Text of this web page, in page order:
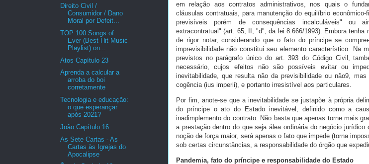
em relação aos contratos administrativos, nos quais o
cláusulas contratuais, para manutenção do equilíbrio
previsíveis porém de consequências incalculáveis" ou
extracontratual" (art. 65, II, "d", da lei 8.666/1993). Embora tenha
de rigor notar, considerando que o fato do príncipe se
imprevisibilidade não constitui seu elemento característico. Na
previstos no parágrafo único do art. 393 do Código Civil,
necessário, cujos efeitos não são possíveis evitar ou
inevitabilidade, que resulta não da previsibilidade ou não9,
cogência (ius imperii), e portanto irresistível aos particulares.
Por fim, anote-se que a inevitabilidade se justapõe à própria
do príncipe o ato do Estado inevitável, definido como a
inadimplemento do contrato. Não basta que apenas torne mais
a prestação dentro do que seja álea ordinária do negócio
noção de força maior, será apenas o fato que impede (torna
sob certas circunstâncias, a responsabilidade do órgão que
Pandemia, fato do príncipe e responsabilidade do Estado
Direito Civil /
Consumidor / Dano
Moral por Defeit...
TOP 100 Songs of
Ever (Best Hit Music
Playlist) on...
Atos Capítulo 23
Aprenda a calcular a
arroba do boi
corretamente
Tecnologia e educação:
o que esperançar
após 2021?
João Capítulo 16
As Sete Cartas - As
Cartas às Igrejas do
Apocalipse